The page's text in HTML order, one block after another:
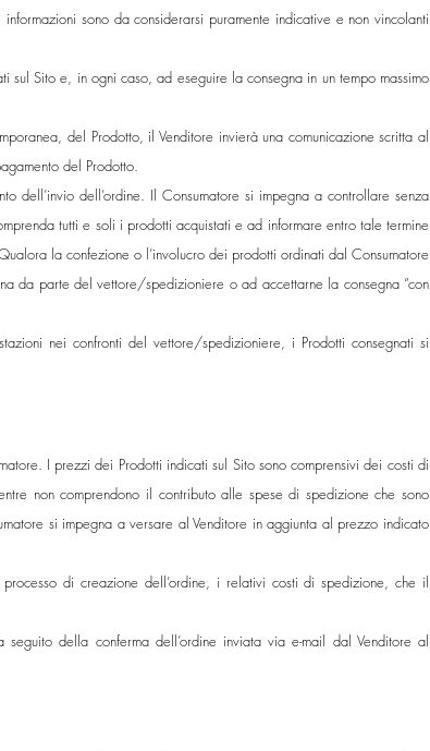
sono da considerarsi puramente indicative e non vincolanti
Sito e, in ogni caso, ad eseguire la consegna in un tempo massimo
del Prodotto, il Venditore invierà una comunicazione scritta al
del Prodotto.
dell’invio dell’ordine. Il Consumatore si impegna a controllare senza
tutti e soli i prodotti acquistati e ad informare entro tale termine
la confezione o l’involucro dei prodotti ordinati dal Consumatore
da parte del vettore/spedizioniere o ad accettarne la consegna “con
nei confronti del vettore/spedizioniere, i Prodotti consegnati si
I prezzi dei Prodotti indicati sul Sito sono comprensivi dei costi di
non comprendono il contributo alle spese di spedizione che sono
si impegna a versare al Venditore in aggiunta al prezzo indicato
di creazione dell’ordine, i relativi costi di spedizione, che il
della conferma dell’ordine inviata via e-mail dal Venditore al